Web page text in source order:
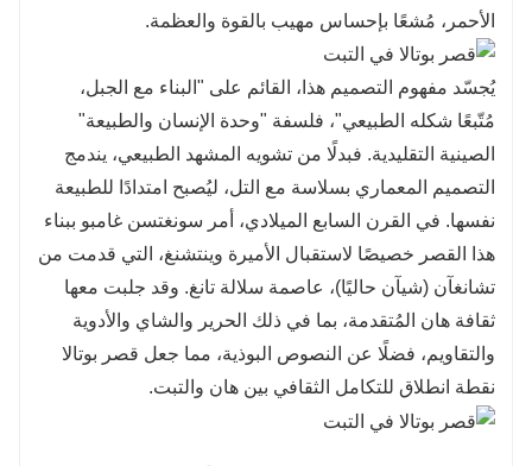
الأحمر، مُشعًا بإحساس مهيب بالقوة والعظمة.
يُجسّد مفهوم التصميم هذا، القائم على "البناء مع الجبل،
مُتّبعًا شكله الطبيعي"، فلسفة "وحدة الإنسان والطبيعة"
الصينية التقليدية. فبدلًا من تشويه المشهد الطبيعي، يندمج
التصميم المعماري بسلاسة مع التل، ليُصبح امتدادًا للطبيعة
نفسها. في القرن السابع الميلادي، أمر سونغتسن غامبو ببناء
هذا القصر خصيصًا لاستقبال الأميرة وينتشنغ، التي قدمت من
تشانغآن (شيآن حاليًا)، عاصمة سلالة تانغ. وقد جلبت معها
ثقافة هان المُتقدمة، بما في ذلك الحرير والشاي والأدوية
والتقاويم، فضلًا عن النصوص البوذية، مما جعل قصر بوتالا
نقطة انطلاق للتكامل الثقافي بين هان والتبت.